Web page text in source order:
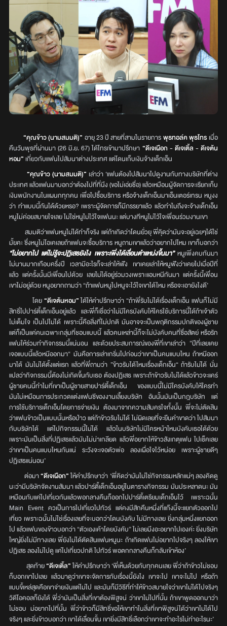
“คุณข้าว (นามสมมติ)” อายุ 23 ปี สายที่สามในรายการพุธทอล์ค พุธโทร เมื่อ
คืนวันพุธที่ผ่านมา (26 มิ.ย. 67) ได้โทรเข้ามาปรึกษา “ดีเจเผือก - ดีเจเติ้ล - ดีเจต้น
หอม” เกี่ยวกับแฟนไปสัมนาต่างประเทศ แต่โดนเก็บเงินจ้างเด็กเอ็น
“คุณข้าว (นามสมมติ)” เล่าว่า ‘แฟนต้องไปสัมนาไปดูงานกับทางบริษัทที่ต่าง
ประเทศ แล้วแฟนมาบอกว่าต้องไปที่ที่นึง (ขอไม่เอ่ยชื่อ) แล้วเหมือนผู้จัดการจะเรียกเก็บ
เงินพนักงานในแผนกทุกคน เพื่อไปซื้อบริการ หรือจ้างเด็กเอ็นมาเอ็นเตอร์เทรน หนูงง
ว่า ทำแบบนี้กันได้ด้วยหรอ? เพราะผู้จัดการก็มีภรรยาแล้ว แล้วทำไมถึงจะจ้างเด็กเอ็น
หนูไม่ค่อยสบายใจเลย ไม่ใช่หนูไม่ไว้ใจแฟนนะ แต่บางทีหนูไม่ไว้ใจเพื่อนร่วมงานเขา
สมมติว่าแฟนหนูไม่ได้ทำก็จริง แต่ถ้าเกิดว่าโดนยั่วยุ พี่คุิดว่ามันจะอยู่เฉยๆได้ใช่
มั้ยคะ ซึ่งหนูไม่โอเคเลยถ้าแฟนจะซื้อบริการ หนูถามเขาแล้วว่าอยากไปไหม เขาก็บอกว่า
“ไม่อยากไป แต่ไม่รู้จะปฏิเสธยังไง เพราะเพิ่งได้เลื่อนตำแหน่งขึ้นมา”หนูเพิ่งคบกันมา
ไม่นานมากเกือบครึ่งปี เวลามีอะไรก็จะเล่าให้ฟัง เขาเคยเล่าให้หนูฟังว่าเคยไปเมื่อปีที่
แล้ว แต่ครั้งนั้นมีเพื่อนไปด้วย เลยไม่ได้อยู่ร่วมวงเพราะแอบหนีกันมา แต่ครั้งนี้เพื่อน
เขาไม่อยู่ด้วย หนูอยากถามว่า “ถ้าแฟนหนูไปหนูจะไว้ใจเขาได้ไหม หรือจะเอายังไงดี’
โดย“ดีเจต้นหอม”ได้ให้คำปรึกษาว่า “ถ้าพี่รับไม่ได้เรื่องเด็กเอ็น แฟนก็ไม่มี
สิทธิ์ไปปาร์ตี้เด็กเอ็นอยู่แล้ว และพี่ก็เชื่อว่าไม่มีใครบังคับให้ใครใช้บริการนี้ได้ถ้าเจ้าตัว
ไม่เต็มใจ เป็นไปไม่ได้ เพราะนี้คือสิ่งที่ไม่ปกติ มันอาจจะเป็นพฤติกรรมปกติของผู้ชาย
แต่ก็เป็นแค่คนเฉพาะกลุ่มที่ชอบแบบนี้ แล้วคนเหล่านี้ก็จะไม่บังคับคนที่ซื่อสัตย์ หรือรัก
แฟนให้ร่วมทำกิจกรรมนี้แน่นอน และด้วยประสบการณ์ของพี่ที่เขาเล่าว่า ”ปีที่เลยเคย
เจอแบบนี้แล้วหนีออกมา“ มันคือการเล่าเกริ่นไปก่อนว่าเขาเป็นคนแบบไหน ถ้าหนีออก
มาได้ มันไม่ได้ตั้งแต่แรก แล้วที่พี่ถามว่า ”ข้าวรับได้ไหมเรื่องเด็กเอ็น“ ถ้ารับไม่ได้ นั่น
แปลว่ากิจกรรมนี้ต้องไม่เกิดขึ้นกับเธอ ต้องปฏิเสธ เพราะถ้าข้าวรับไม่ได้แล้วข้าวจะแคร์
ผู้ชายคนนี้ทำไมที่เขาเป็นผู้ชายสายปาร์ตี้เด็กเอ็น ของแบบนี้ไม่มีใครบังคับให้ใครทำ
มันไม่เหมือนการประกวดแต่งแฟนซีของงานเลี้ยงบริษัท อันนั้นมันเป็นกฎบริษัท แต่
การใช้บริการเด็กเอ็นโดยการจ่ายเงิน ต้องมาจากความสัมครใจทั้งนั้น พี่จะไม่ตัดสิน
ว่าแฟนข้าวเป็นแบบนั้นหรือป่าว แต่ถ้าข้าวรับไม่ได้ ไม่ผิดเลยที่จะยืนคำขาดว่า ไปสัมนา
กับบริษัทได้ แต่ไปกิจกรรมนี้ไม่ได้ แล้วในบริษัทไม่มีใครหน้าไหนบังคับเธอได้ด้วย
เพราะมันเป็นสิ่งที่ปฏิเสธแล้วมันไม่น่าเกลียด แล้วพี่อยากให้ข้าวสังเกตุแฟน ไปเช็คเลย
ว่าเขาเป็นคนแบบไหนกันแน่ ระวังจะเจอตัวพ่อ ลองเผื่อใจไว้หน่อย เพราะผู้ชายดีๆ
ปฏิเสธแน่นอน’
ต่อมา“ดีเจเผือก”ให้คำปรึกษาว่า ‘พี่คิดว่ามันไม่ใช่กิจกรรมหลักแน่ๆ ลองคิดดู
นะว่ามีบริษัทจัดงานสัมนา แล้วปาร์ตี้เด็กเอ็นอยู่ในตารางกิจกรรม มันประหลาดนะ มัน
เหมือนกับแค่ไปเที่ยวกันแล้วพอกลางคืนก็ออกไปปาร์ตี้เตรียมเด็กเอ็นไว้ เพราะฉนั้น
Main Event ควเป็นการไปเที่ยวไปทัวร์ แต่คงมีสักคืนหนึ่งที่แก๊งนี้จะแยกตัวออกไป
เที่ยว เพราะฉนั้นไม่ใช่เรื่องเลยที่จะบอกว่าโดนบังคับ ไม่มีทางเลย ยิ่งกลุ่มหนึ่งแยกออก
ไป แล้วแฟนของข้าวบอกว่า “ตัวเองเค้าโดยบังคับ” ไม่เลยมึงอะอยากไปเองค่ะ ยิ่งบริษัท
ใหญ่ยิ่งไม่มีทางเลย พี่ยังไม่ได้ตัดสินแฟนหนูนะ ถ้าเกิดแฟนไม่อยากไปจริงๆ ลองให้เขา
ปฏิเสธ ลองไม่ไปดู แค่ไปเที่ยวปกติ ไปทัวร์ พอตกกลางคืนก็กลับเข้าห้อง’
สุดท้าย“ดีเจเติ้ล”ให้คำปรึกษาว่า ‘พี่เห็นด้วยกับทุกคนเลย พี่ว่าถ้าข้าวไม่ชอบ
ก็บอกเขาไปเลย แล้วมาดูว่าเขาจะจัดการกับเรื่องนี้ยังไง เขาจะไป เขาจะไม่ไป หรือถ้า
แบบขี้เหล่สุดคือเขาจ่ายเงินแต่ไม่ไป และมันก็มีวิธีที่ทำให้ข้าวสบายใจว่าเขาไม่ได้ไปจริงๆ
วิดีโอคอลก็ยังได้ พี่ว่ามันเป็นสิ่งที่เขาต้องพิสูจน์ ว่าเขาไม่ไปที่นั้น ถ้าเขาพูดออกมาว่า
ไม่ชอบ ม่อยากไปที่นั้น พี่ว่าข้าวก็มีสิทธิ์ขอให้เขาทำในสิ่งที่เขาพิสูจน์ได้ว่าเขาไม่ได้ไป
จริงๆ และยิ่งข้าวบอกว่า เขาได้เลื่อนขั้น เขายิ่งมีสิทธิ์เลือกว่าเขาจะทำอะไรไม่ทำอะไรนะ’